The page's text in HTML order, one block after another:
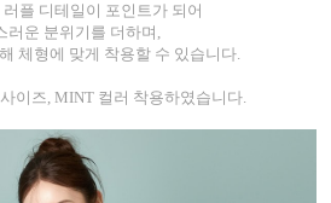
플 디테일이 포인트가 되어
러운 분위기를 더하며,
체형에 맞게 착용할 수 있습니다.
이즈, MINT 컬러 착용하였습니다.